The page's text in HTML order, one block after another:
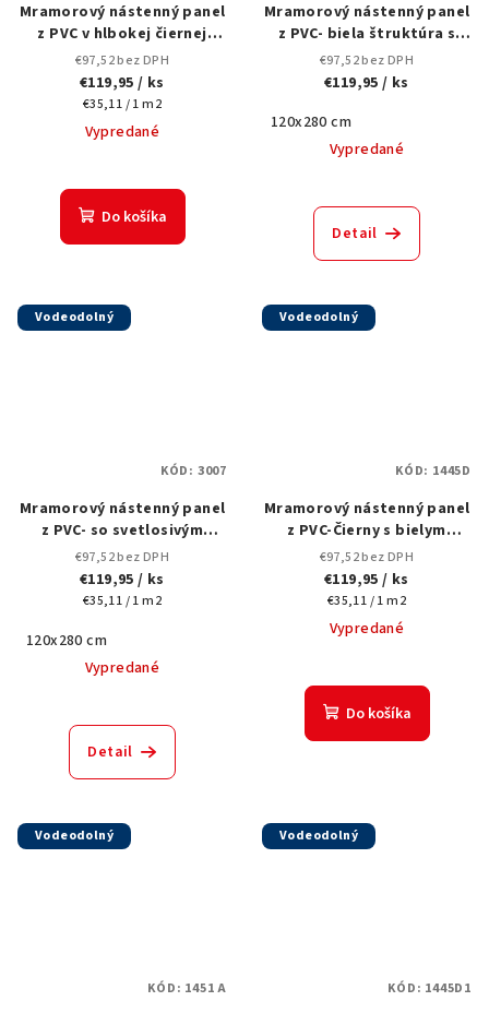
Mramorový nástenný panel
z PVC v hlbokej čiernej
farbe s diagonálnymi
zlatými líniami a
pravidelným vzorom, 3011-
120x280 cm.
€97,52 bez DPH
€119,95/ ks
Jednotková
cena:
€35,11 / 1 m2
Vypredané
Do košíka
Mramorový nástenný panel
z PVC- biela štruktúra s
jemnými sivými a zlatými
žilami-3055 -120x280 cm
€97,52 bez DPH
€119,95/ ks
120x280 cm
Vypredané
Detail
Vodeodolný
Mramorový nástenný panel
z PVC- so svetlosivým
mramorovým dizajnom a
tmavým žilkovaním-3007-
120x280 cm
€97,52 bez DPH
€119,95/ ks
Jednotková
€35,11 / 1 m2
120x280 cm
Vypredané
Detail
KÓD: 3007
Vodeodolný
Mramorový nástenný panel
z PVC-Čierny s bielym
vzorom siete-1445D
-120x280 cm
€97,52 bez DPH
€119,95/ ks
Jednotková
cena:
€35,11 / 1 m2
Vypredané
Do košíka
KÓD: 1445D
Vodeodolný
KÓD: 1451 A
Vodeodolný
KÓD: 1445D1